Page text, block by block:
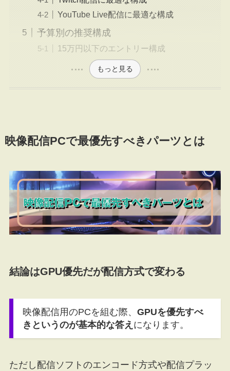
YouTube Live配信に最適な構成
予算別の推奨構成
15万円以下のエントリー構成
もっと見る
映像配信PCで最優先すべきパーツとは
結論はGPU優先だが配信方式で変わる
映像配信用のPCを組む際、 GPUを優先すべ
きというのが基本的な答え になります。
ただし配信ソフトのエンコード方式や配信プラッ